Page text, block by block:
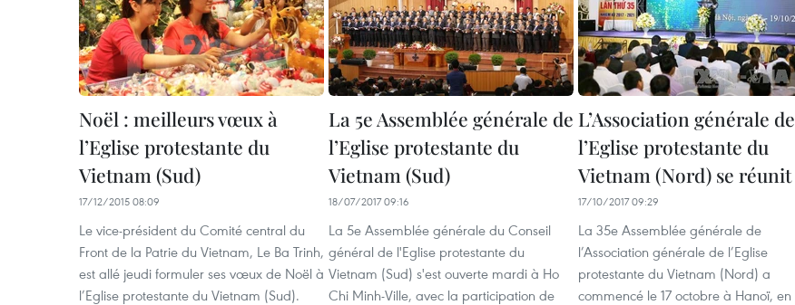
Noël : meilleurs vœux à
l’Eglise protestante du
Vietnam (Sud)
17/12/2015 08:09
Le vice-président du Comité central du
Front de la Patrie du Vietnam, Le Ba Trinh,
est allé jeudi formuler ses vœux de Noël à
l’Eglise protestante du Vietnam (Sud).
La 5e Assemblée générale de
l’Eglise protestante du
Vietnam (Sud)
18/07/2017 09:16
La 5e Assemblée générale du Conseil
général de l'Eglise protestante du
Vietnam (Sud) s'est ouverte mardi à Ho
Chi Minh-Ville, avec la participation de
L’Association générale de
l’Eglise protestante du
Vietnam (Nord) se réunit
17/10/2017 09:29
La 35e Assemblée générale de
l’Association générale de l’Eglise
protestante du Vietnam (Nord) a
commencé le 17 octobre à Hanoï, en